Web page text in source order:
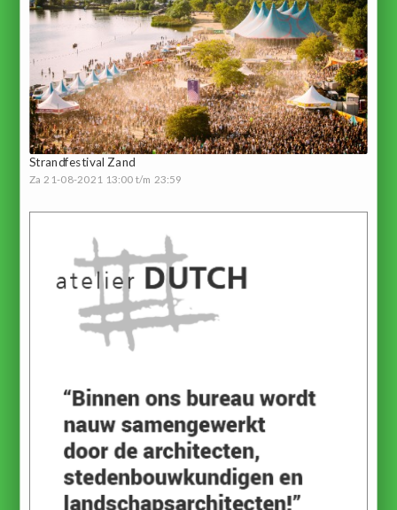
Strandfestival Zand
Za 21-08-2021 13:00 t/m 23:59